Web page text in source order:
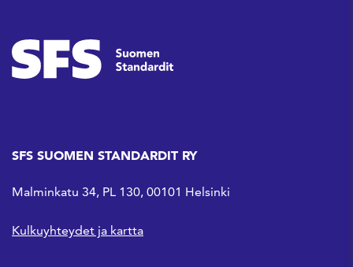
SFS SUOMEN STANDARDIT RY
Malminkatu 34, PL 130, 00101 Helsinki
Kulkuyhteydet ja kartta